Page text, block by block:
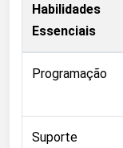
Habilidades
Essenciais
Programação
Suporte